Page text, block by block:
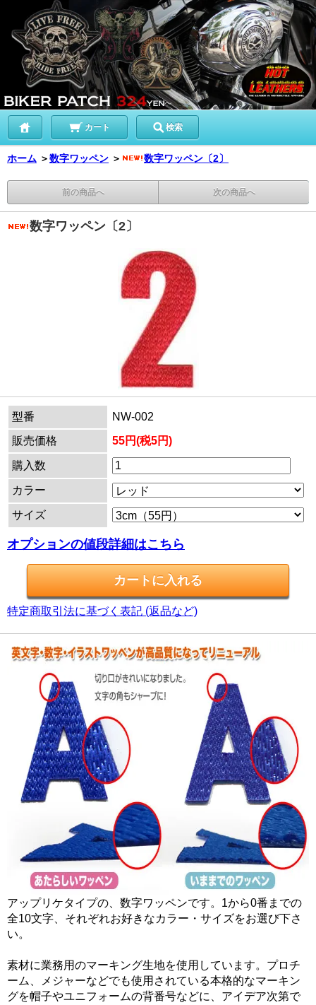
カート 検索
ホーム ＞数字ワッペン ＞ 数字ワッペン〔2〕
前の商品へ 次の商品へ
数字ワッペン〔2〕
型番
NW-002
販売価格
55円(税5円)
購入数
カラー
サイズ
オプションの値段詳細はこちら
特定商取引法に基づく表記 (返品など)
アップリケタイプの、数字ワッペンです。1から0番までの
全10文字、それぞれお好きなカラー・サイズをお選び下さ
い。
素材に業務用のマーキング生地を使用しています。プロチ
ーム、メジャーなどでも使用されている本格的なマーキン
グを帽子やユニフォームの背番号などに、アイデア次第で